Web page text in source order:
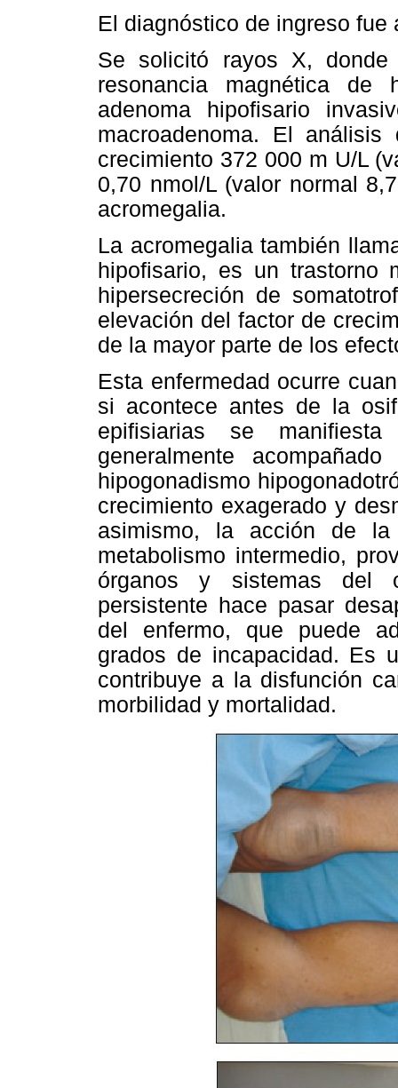
El diagnóstico de ingreso fue
Se solicitó rayos X,
resonancia magnética de
adenoma hipofisario
macroadenoma. El análisis
crecimiento 372 000 m U/L
0,70 nmol/L (valor normal
acromegalia.
La acromegalia también
hipofisario, es un trastorno
hipersecreción de
elevación del factor de
de la mayor parte de los
Esta enfermedad ocurre
si acontece antes de la
epifisiarias se
generalmente
hipogonadismo
crecimiento exagerado y
asimismo, la acción de
metabolismo intermedio,
órganos y sistemas del
persistente hace pasar
del enfermo, que puede
grados de incapacidad. Es
contribuye a la disfunción
morbilidad y mortalidad.